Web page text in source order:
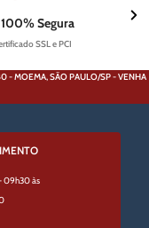
Segura
SSL e PCI
- MOEMA, SÃO PAULO/SP - VENHA
09h30 às